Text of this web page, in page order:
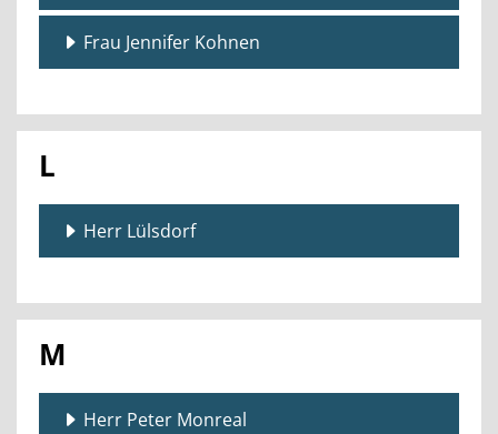
Frau Jennifer Kohnen
L
Herr Lülsdorf
M
Herr Peter Monreal